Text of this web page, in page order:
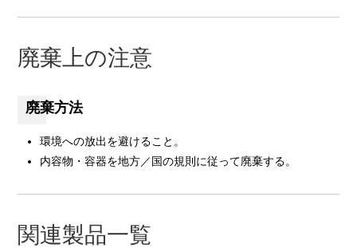
廃棄上の注意
廃棄方法
環境への放出を避けること。
内容物・容器を地方／国の規則に従って廃棄する。
関連製品一覧